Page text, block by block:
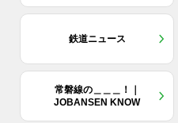
鉄道ニュース
常磐線の＿＿＿！｜
JOBANSEN KNOW